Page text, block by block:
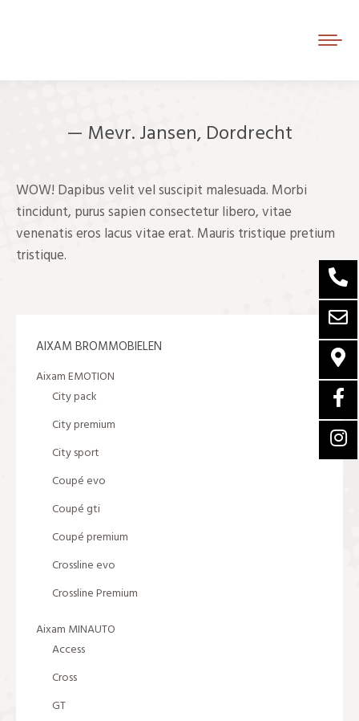
— Mevr. Jansen, Dordrecht
WOW! Dapibus velit vel suscipit malesuada. Morbi
tincidunt, purus sapien consectetur libero, vitae
venenatis eros lacus vitae erat. Mauris tristique pretium
tristique.
AIXAM BROMMOBIELEN
Aixam EMOTION
City pack
City premium
City sport
Coupé evo
Coupé gti
Coupé premium
Crossline evo
Crossline Premium
Aixam MINAUTO
Access
Cross
GT